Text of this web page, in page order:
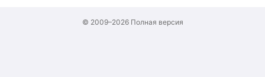
© 2009–2026 Полная версия